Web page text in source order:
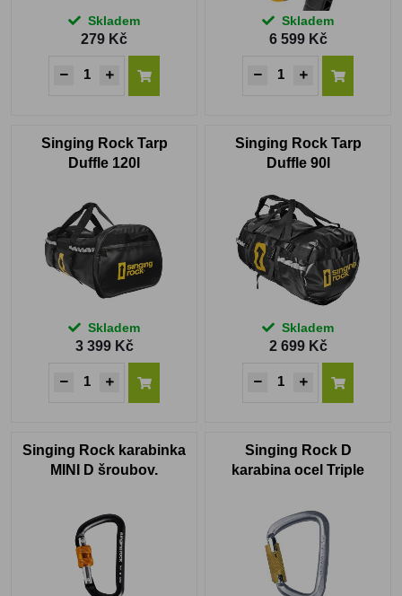
Skladem
279 Kč
Skladem
6 599 Kč
Singing Rock Tarp
Duffle 120l
Skladem
3 399 Kč
Singing Rock Tarp
Duffle 90l
Skladem
2 699 Kč
Singing Rock karabinka
MINI D šroubov.
Singing Rock D
karabina ocel Triple